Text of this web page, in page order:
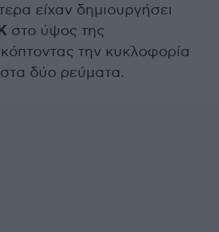
είχαν δημιουργήσει
στο ύψος της
την κυκλοφορία
δύο ρεύματα.